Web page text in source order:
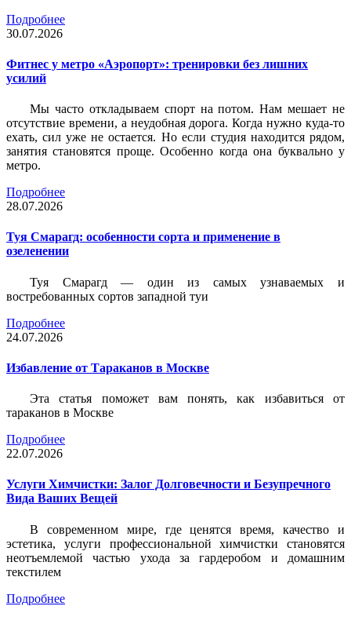
Подробнее
30.07.2026
Фитнес у метро «Аэропорт»: тренировки без лишних
усилий
Мы часто откладываем спорт на потом. Нам мешает не
отсутствие времени, а неудобная дорога. Когда нужно куда-то
ехать, сил уже не остается. Но если студия находится рядом,
занятия становятся проще. Особенно когда она буквально у
метро.
Подробнее
28.07.2026
Туя Смарагд: особенности сорта и применение в
озеленении
Туя Смарагд — один из самых узнаваемых и
востребованных сортов западной туи
Подробнее
24.07.2026
Избавление от Тараканов в Москве
Эта статья поможет вам понять, как избавиться от
тараканов в Москве
Подробнее
22.07.2026
Услуги Химчистки: Залог Долговечности и Безупречного
Вида Ваших Вещей
В современном мире, где ценятся время, качество и
эстетика, услуги профессиональной химчистки становятся
неотъемлемой частью ухода за гардеробом и домашним
текстилем
Подробнее